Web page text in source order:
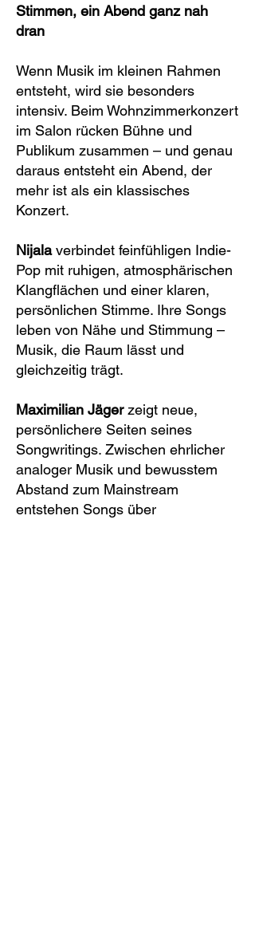
Stimmen, ein Abend ganz nah
dran
Wenn Musik im kleinen Rahmen
entsteht, wird sie besonders
intensiv. Beim Wohnzimmerkonzert
im Salon rücken Bühne und
Publikum zusammen – und genau
daraus entsteht ein Abend, der
mehr ist als ein klassisches
Konzert.
Nijalaverbindet feinfühligen Indie-
Pop mit ruhigen, atmosphärischen
Klangflächen und einer klaren,
persönlichen Stimme. Ihre Songs
leben von Nähe und Stimmung –
Musik, die Raum lässt und
gleichzeitig trägt.
Maximilian Jägerzeigt neue,
persönlichere Seiten seines
Songwritings. Zwischen ehrlicher
analoger Musik und bewusstem
Abstand zum Mainstream
entstehen Songs über